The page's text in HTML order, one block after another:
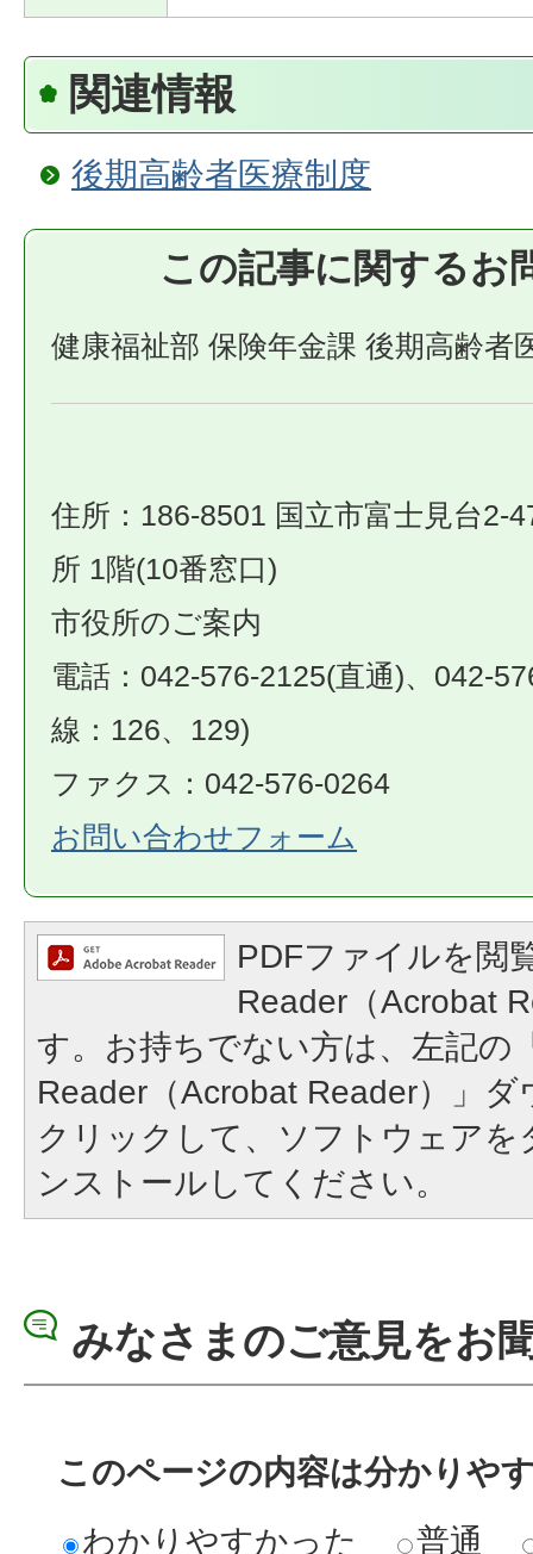
関連情報
後期高齢者医療制度
この記事に関するお
健康福祉部 保険年金課 後期高齢者
住所：186-8501 国立市富士見台2-
所 1階(10番窓口)
市役所のご案内
電話：042-576-2125(直通)、042-
線：126、129)
ファクス：042-576-0264
お問い合わせフォーム
PDFファイルを閲
Reader（Acrobat
す。お持ちでない方は、左記の
Reader（Acrobat Reader）」
クリックして、ソフトウェア
ンストールしてください。
みなさまのご意見をお
このページの内容は分かりや
わかりやすかった
普通